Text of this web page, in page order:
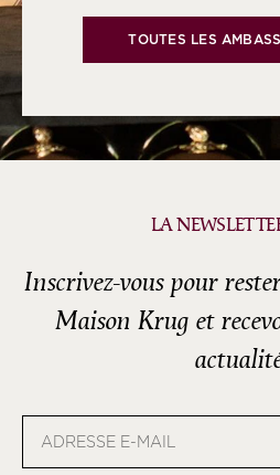
TOUTES LES
LA
Inscrivez-vous pour
Maison Krug et